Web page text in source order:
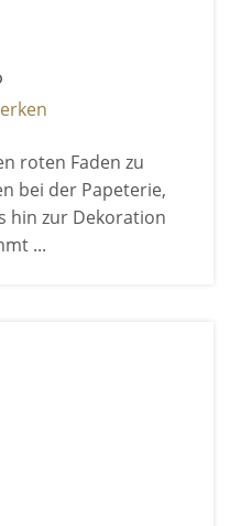
roten Faden zu
bei der Papeterie,
hin zur Dekoration
...